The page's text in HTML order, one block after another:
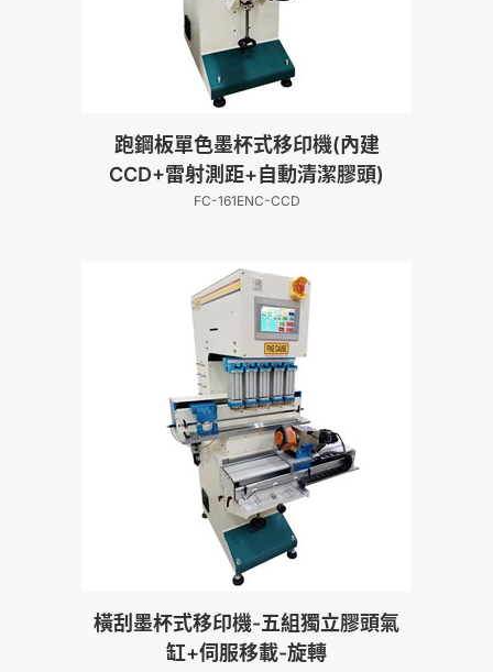
跑鋼板單色墨杯式移印機(內建
CCD+雷射測距+自動清潔膠頭)
FC-161ENC-CCD
橫刮墨杯式移印機-五組獨立膠頭氣
缸+伺服移載-旋轉